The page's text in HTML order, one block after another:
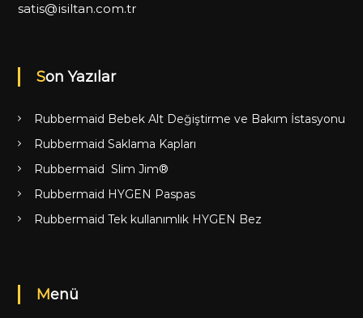
satis@isiltan.com.tr
Son Yazılar
Rubbermaid Bebek Alt Değiştirme ve Bakım İstasyonu
Rubbermaid Saklama Kapları
Rubbermaid Slim Jim®
Rubbermaid HYGEN Paspas
Rubbermaid Tek kullanımlık HYGEN Bez
Menü